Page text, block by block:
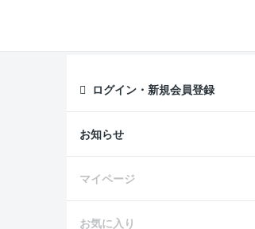
ログイン・新規会員登録
お知らせ
マイページ
お気に入り